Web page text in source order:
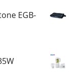
EGB-